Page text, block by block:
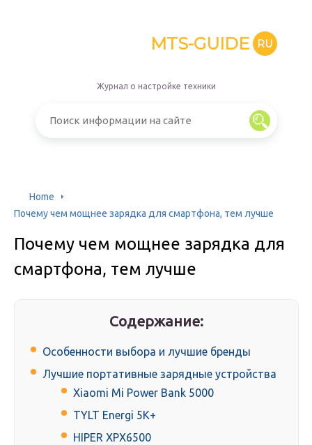
MTS-GUIDE RU
Журнал о настройке техники
Home
Почему чем мощнее зарядка для смартфона, тем лучше
Почему чем мощнее зарядка для
смартфона, тем лучше
Содержание:
Особенности выбора и лучшие бренды
Лучшие портативные зарядные устройства
Xiaomi Mi Power Bank 5000
TYLT Energi 5K+
HIPER XPX6500